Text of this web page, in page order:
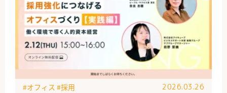
#オフィス #採用 2026.03.26